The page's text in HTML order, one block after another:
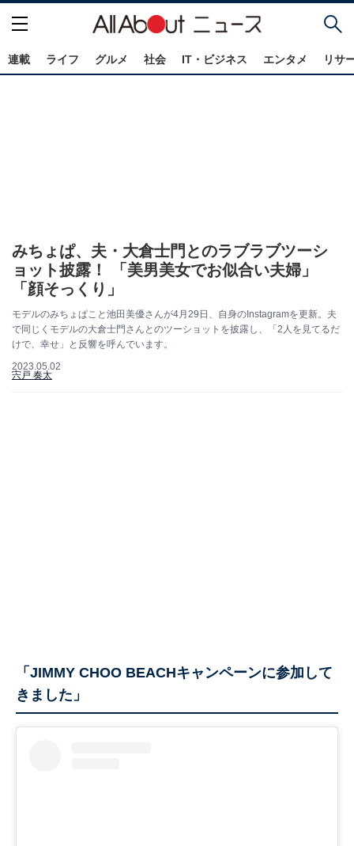
連載 ライフ グルメ 社会 IT・ビジネス エンタメ リサ
みちょぱ、夫・大倉士門とのラブラブツーシ
ョット披露！ 「美男美女でお似合い夫婦」
「顔そっくり」
モデルのみちょぱこと池田美優さんが4月29日、自身のInstagramを更新。夫
で同じくモデルの大倉士門さんとのツーショットを披露し、「2人を見てるだ
けで、幸せ」と反響を呼んでいます。
2023.05.02
宍戸 奏太
「JIMMY CHOO BEACHキャンペーンに参加して
きました」